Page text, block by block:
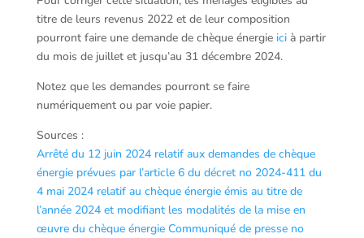
titre de leurs revenus 2022 et de leur composition
pourront faire une demande de chèque énergie icià partir
du mois de juillet et jusqu’au 31 décembre 2024.
Notez que les demandes pourront se faire
numériquement ou par voie papier.
Sources :
Arrêté du 12 juin 2024 relatif aux demandes de chèque
énergie prévues par l’article 6 du décret no 2024-411 du
4 mai 2024 relatif au chèque énergie émis au titre de
l’année 2024 et modifiant les modalités de la mise en
œuvre du chèque énergie Communiqué de presse no